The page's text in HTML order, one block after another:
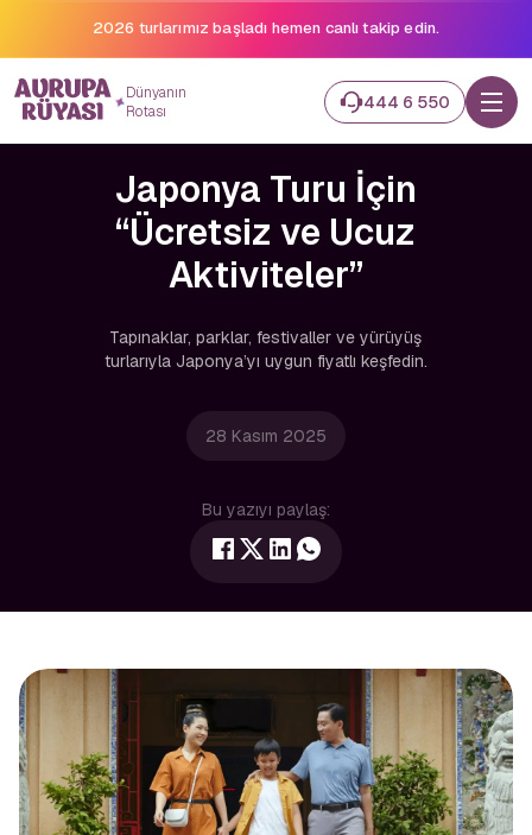
2026 turlarımız başladı hemen canlı takip edin.
Dünyanın
Rotası
444 6 550
Japonya Turu İçin
“Ücretsiz ve Ucuz
Aktiviteler”
Tapınaklar, parklar, festivaller ve yürüyüş
turlarıyla Japonya’yı uygun fiyatlı keşfedin.
28 Kasım 2025
Bu yazıyı paylaş: